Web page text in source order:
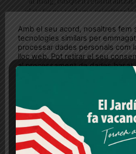
plataforma reclama prioritzar la
Amb el seu acord, nosaltres fem
tecnologies similars per
processar dades personals com
lloc web. Pot retirar el seu
al processament de dades
legítims en qualsevol moment
cookies" o a la nostra Política
lloc web. Si cliques "acceptar"
Més informació Acceptar